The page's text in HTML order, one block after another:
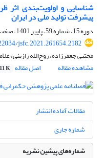
شناسایی و اولویت‌بندی اثر
پیشرفت تولید ملی در ایران
دوره 15، شماره 59، پاییز 1401، صفحه
jsfc.2021.261654.2182
مجتبی جعفرزاده، روح‌الله رازینی،
مشاهده مقاله
اصل مقاله K
مقالات آماده انتشار
شماره جاری
شماره‌های پیشین نشریه